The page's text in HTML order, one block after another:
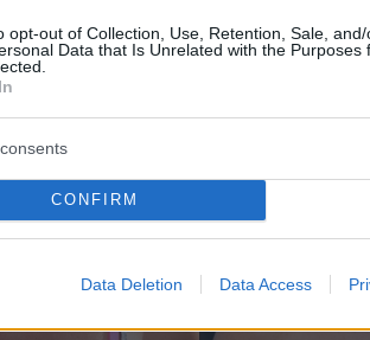
opt-out of Collection, Use, Retention, Sale,
Data that Is Unrelated with the Purposes
CONFIRM
Data Deletion Data Access